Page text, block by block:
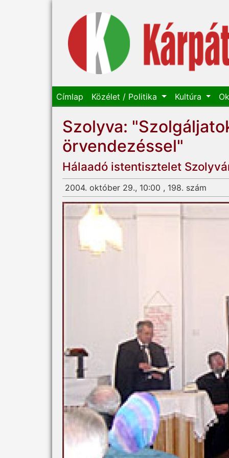
Címlap Közélet / Politika Kultúra
Szolyva:
örvendezéssel"
Hálaadó istentisztelet
2004. október 29., 10:00 , 198. szám